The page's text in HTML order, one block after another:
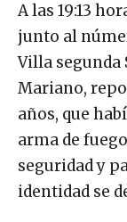
A las 19:13
junto al
Villa segunda
Mariano,
años, que
arma de
seguridad y
identidad se